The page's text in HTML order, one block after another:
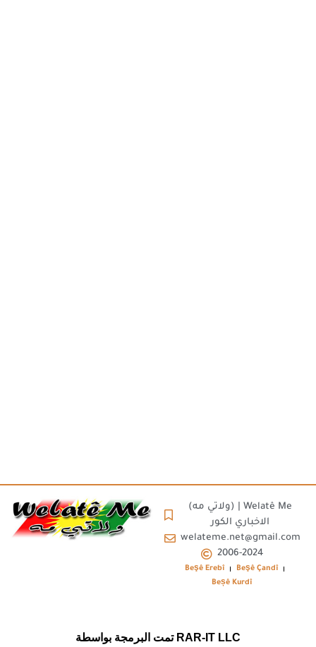
(ولاتي مه) | Welatê Me
الاخباري الكور
welateme.net@gmail.com
2006-2024
Beşê Erebî
Beşê Çandî
Beșê Kurdî
تمت البرمجة بواسطة RAR-IT LLC